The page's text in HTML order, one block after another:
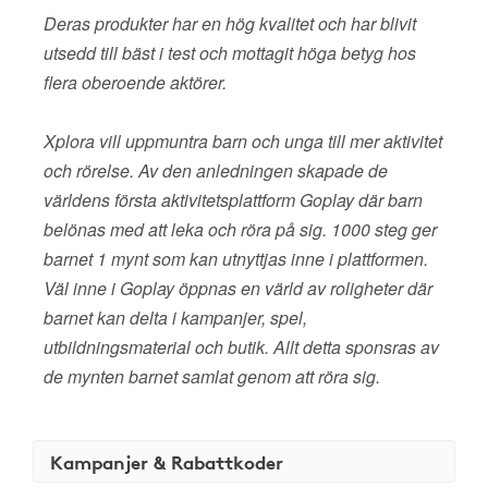
Deras produkter har en hög kvalitet och har blivit
utsedd till bäst i test och mottagit höga betyg hos
flera oberoende aktörer.
Xplora vill uppmuntra barn och unga till mer aktivitet
och rörelse. Av den anledningen skapade de
världens första aktivitetsplattform Goplay där barn
belönas med att leka och röra på sig. 1000 steg ger
barnet 1 mynt som kan utnyttjas inne i plattformen.
Väl inne i Goplay öppnas en värld av roligheter där
barnet kan delta i kampanjer, spel,
utbildningsmaterial och butik. Allt detta sponsras av
de mynten barnet samlat genom att röra sig.
Kampanjer & Rabattkoder